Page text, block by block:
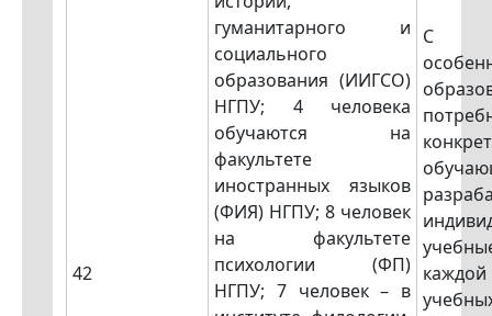
42
гуманитарного и
социального
образования (ИИГСО)
НГПУ; 4 человека
обучаются на
факультете
иностранных языков
(ФИЯ) НГПУ; 8 человек
на факультете
психологии (ФП)
НГПУ; 7 человек – в
С